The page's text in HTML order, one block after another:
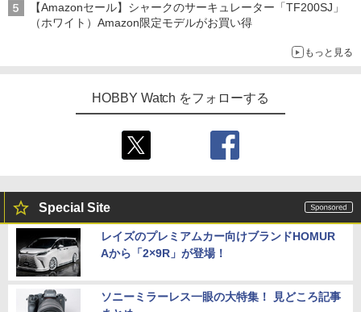
【Amazonセール】シャークのサーキュレーター「TF200SJ」
（ホワイト）Amazon限定モデルがお買い得
もっと見る
HOBBY Watch をフォローする
Special Site
レイズのプレミアムカー向けブランドHOMUR
Aから「2×9R」が登場！
ソニーミラーレス一眼の大特集！ 見どころ記事